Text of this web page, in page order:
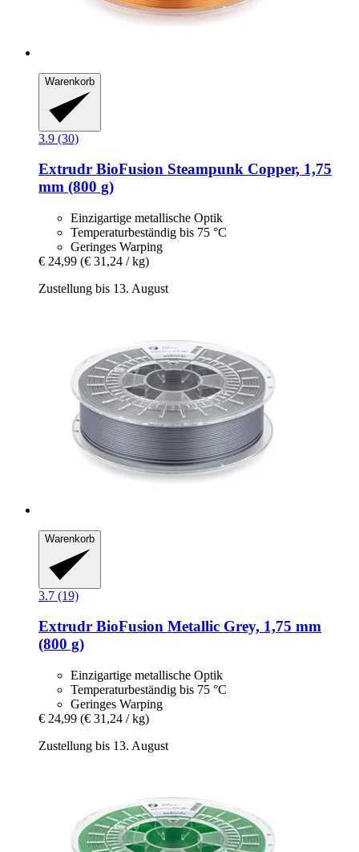
Warenkorb
3.9 (30)
Extrudr BioFusion Steampunk Copper, 1,75
mm (800 g)
Einzigartige metallische Optik
Temperaturbeständig bis 75 °C
Geringes Warping
€ 24,99 (€ 31,24 / kg)
Zustellung bis 13. August
Warenkorb
3.7 (19)
Extrudr BioFusion Metallic Grey, 1,75 mm
(800 g)
Einzigartige metallische Optik
Temperaturbeständig bis 75 °C
Geringes Warping
€ 24,99 (€ 31,24 / kg)
Zustellung bis 13. August